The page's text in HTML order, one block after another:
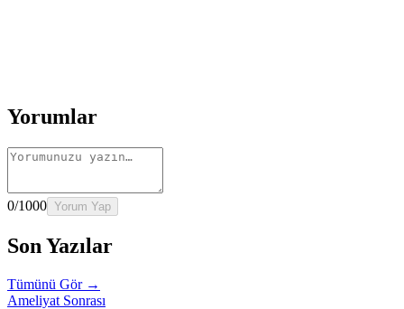
Yorumlar
0/1000 Yorum Yap
Son Yazılar
Tümünü Gör →
Ameliyat Sonrası